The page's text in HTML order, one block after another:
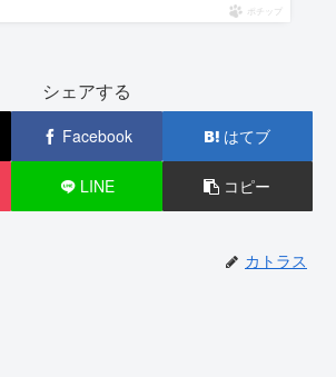
ポチップ
シェアする
Facebook はてブ
LINE コピー
カトラス